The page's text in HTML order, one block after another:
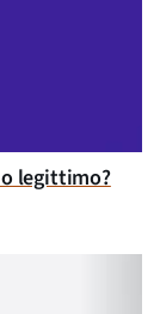
o legittimo?